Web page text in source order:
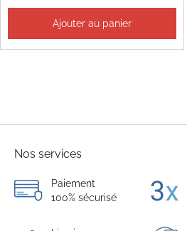
Ajouter au panier
Nos services
Paiement
100% sécurisé